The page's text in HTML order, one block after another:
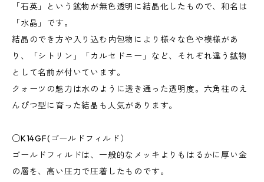
「石英」という鉱物が無色透明に結晶化したもので、和名は
「水晶」です。
結晶のでき方や入り込む内包物により様々な色や模様があ
り、「シトリン」「カルセドニー」など、それぞれ違う鉱物
として名前が付いています。
クォーツの魅力は水のように透き通った透明度。六角柱のえ
んぴつ型に育った結晶も人気があります。
○K14GF(ゴールドフィルド）
ゴールドフィルドは、一般的なメッキよりもはるかに厚い金
の層を、高い圧力で圧着したものです。